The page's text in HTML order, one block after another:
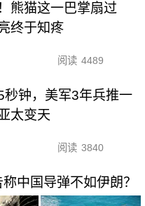
熊猫这一巴掌扇过
终于知疼
阅读 4489
秒钟，美军3年兵推一
太变天
阅读 3840
中国导弹不如伊朗？